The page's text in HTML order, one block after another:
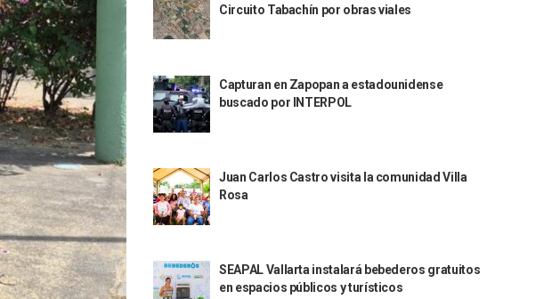
Vallarta
En Jalisco
Prioritarios
Vallarta
Al Mar
Por Privados
Cómo Tramitarlas?
Circuito Tabachín por obras viales
Capturan en Zapopan a estadounidense
buscado por INTERPOL
Juan Carlos Castro visita la comunidad Villa
Rosa
SEAPAL Vallarta instalará bebederos gratuitos
en espacios públicos y turísticos